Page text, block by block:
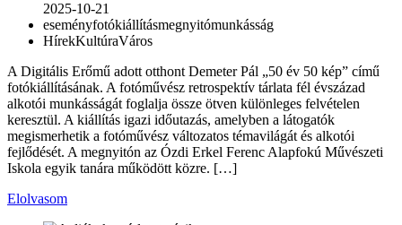
2025-10-21
eseményfotókiállításmegnyitómunkásság
HírekKultúraVáros
A Digitális Erőmű adott otthont Demeter Pál „50 év 50 kép” című
fotókiállításának. A fotóművész retrospektív tárlata fél évszázad
alkotói munkásságát foglalja össze ötven különleges felvételen
keresztül. A kiállítás igazi időutazás, amelyben a látogatók
megismerhetik a fotóművész változatos témavilágát és alkotói
fejlődését. A megnyitón az Ózdi Erkel Ferenc Alapfokú Művészeti
Iskola egyik tanára működött közre. […]
Elolvasom